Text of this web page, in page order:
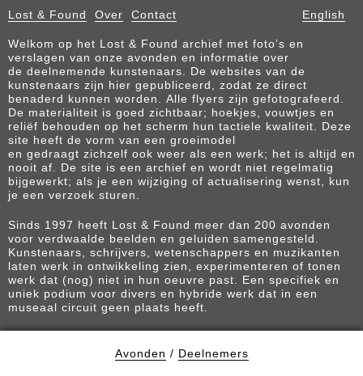
Lost & Found Over Contact English
Welkom op het Lost & Found archief met foto’s en
verslagen van onze avonden en informatie over
de deelnemende kunstenaars. De websites van de
kunstenaars zijn hier gepubliceerd, zodat ze direct
benaderd kunnen worden. Alle flyers zijn gefotografeerd.
De materialiteit is goed zichtbaar; hoekjes, vouwtjes en
reliëf behouden op het scherm hun tactiele kwaliteit. Deze
site heeft de vorm van een groeimodel
en gedraagt zichzelf ook weer als een werk; het is altijd en
nooit af. De site is een archief en wordt niet regelmatig
bijgewerkt; als je een wijziging of actualisering wenst, kun
je een verzoek sturen.
Sinds 1997 heeft Lost & Found meer dan 200 avonden
voor verdwaalde beelden en geluiden samengesteld.
Kunstenaars, schrijvers, wetenschappers en muzikanten
laten werk in ontwikkeling zien, experimenteren of tonen
werk dat (nog) niet in hun oeuvre past. Een specifiek en
uniek podium voor divers en hybride werk dat in een
museaal circuit geen plaats heeft.
Avonden / Deelnemers